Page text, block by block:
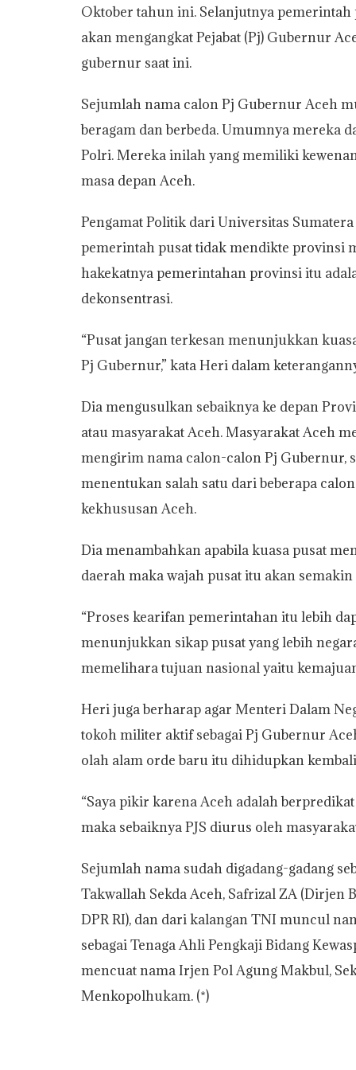
t
s
p
p
e
b
o
k
t
t
r
y
L
n
k
i
l
n
t
r
e
Oktober tahun ini. Selanjutnya
akan mengangkat Pejabat (Pj) Gubernur
gubernur saat ini.
Sejumlah nama calon Pj Gubernur Aceh
beragam dan berbeda. Umumnya mereka
Polri. Mereka inilah yang memiliki
masa depan Aceh.
Pengamat Politik dari Universitas
pemerintah pusat tidak mendikte provinsi
hakekatnya pemerintahan provinsi itu
dekonsentrasi.
“Pusat jangan terkesan menunjukkan
Pj Gubernur,” kata Heri dalam
Dia mengusulkan sebaiknya ke depan
atau masyarakat Aceh. Masyarakat Aceh
mengirim nama calon-calon Pj Gubernur,
menentukan salah satu dari beberapa
kekhususan Aceh.
Dia menambahkan apabila kuasa pusat
daerah maka wajah pusat itu akan
“Proses kearifan pemerintahan itu lebih
menunjukkan sikap pusat yang lebih
memelihara tujuan nasional yaitu
Heri juga berharap agar Menteri Dalam
tokoh militer aktif sebagai Pj Gubernur
olah alam orde baru itu dihidupkan
“Saya pikir karena Aceh adalah
maka sebaiknya PJS diurus oleh
Sejumlah nama sudah digadang-gadang
Takwallah Sekda Aceh, Safrizal ZA (Dirjen
DPR RI), dan dari kalangan TNI muncul
sebagai Tenaga Ahli Pengkaji Bidang
mencuat nama Irjen Pol Agung Makbul,
Menkopolhukam. (*)